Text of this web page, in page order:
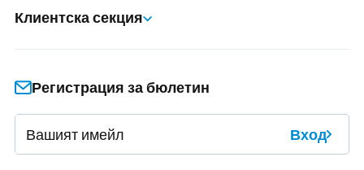
Клиентска секция
Регистрация за бюлетин
Вход